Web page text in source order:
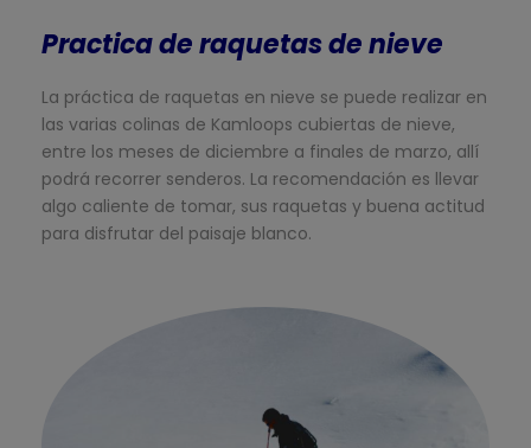
Practica de raquetas de nieve
La práctica de raquetas en nieve se puede realizar en
las varias colinas de Kamloops cubiertas de nieve,
entre los meses de diciembre a finales de marzo, allí
podrá recorrer senderos. La recomendación es llevar
algo caliente de tomar, sus raquetas y buena actitud
para disfrutar del paisaje blanco.